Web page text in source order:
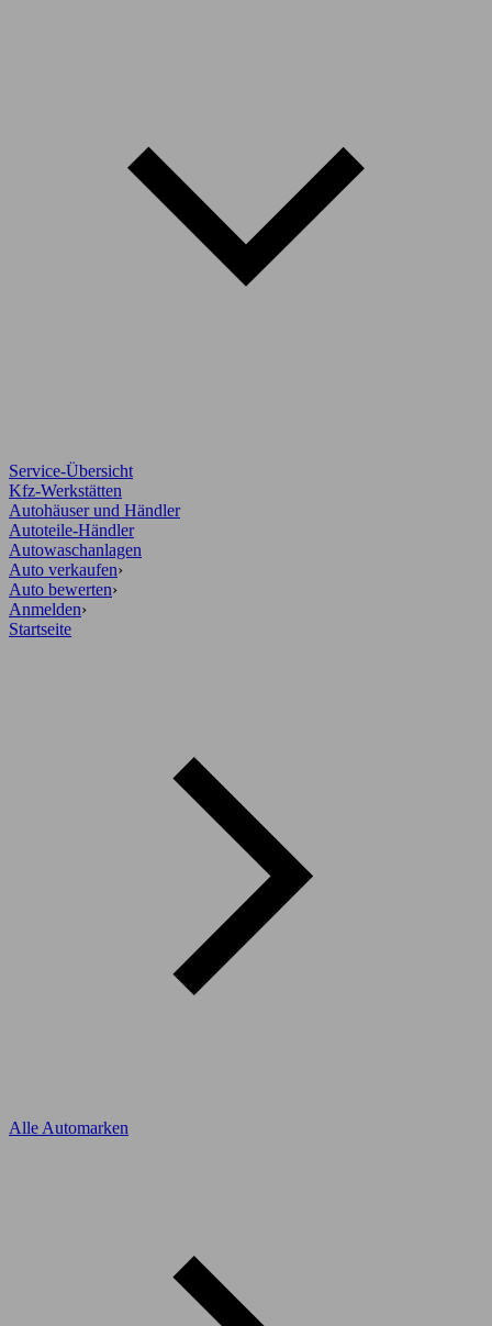
Service-Übersicht
Kfz-Werkstätten
Autohäuser und Händler
Autoteile-Händler
Autowaschanlagen
Auto verkaufen›
Auto bewerten›
Anmelden›
Startseite
Alle Automarken